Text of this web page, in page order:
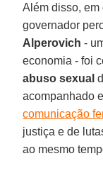
Além disso, em
governador
Alperovich -
economia - foi
abuso sexual
acompanhado
comunicação
justiça e de
ao mesmo